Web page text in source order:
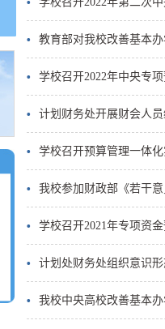
教育部对我校改善基本
学校召开2022年中央专
计划财务处开展财会人
学校召开预算管理一体
我校参加财政部《若干
学校召开2021年专项资
计划处财务处组织意识
我校中央高校改善基本